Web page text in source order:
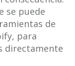
se puede
de
para
directamente